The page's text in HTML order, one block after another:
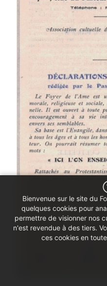
Bienvenue sur le site du
quelques cookies pour
permettre de visionner nos
n'est revendue à des tiers.
ces cookies en